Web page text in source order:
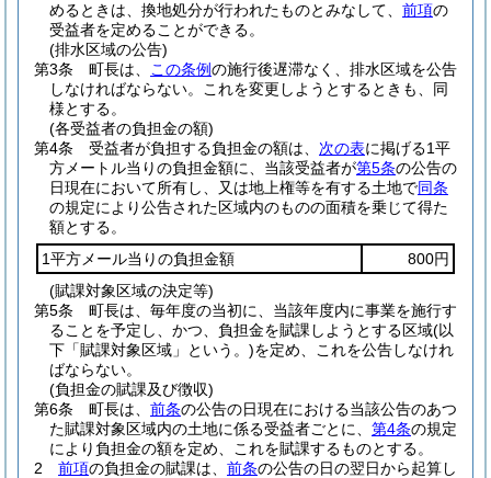
めるときは、換地処分が行われたものとみなして、 前項の
受益者を定めることができる。
(排水区域の公告)
第3条
町長は、 この条例の施行後遅滞なく、排水区域を公告
しなければならない。
これを変更しようとするときも、同
様とする。
(各受益者の負担金の額)
第4条
受益者が負担する負担金の額は、 次の表に掲げる1平
方メートル当りの負担金額に、当該受益者が第5条の公告の
日現在において所有し、又は地上権等を有する土地で同条
の規定により公告された区域内のものの面積を乗じて得た
額とする。
1平方メール当りの負担金額
800円
(賦課対象区域の決定等)
第5条
町長は、毎年度の当初に、当該年度内に事業を施行す
ることを予定し、かつ、負担金を賦課しようとする区域(以
下「賦課対象区域」という。)を定め、これを公告しなけれ
ばならない。
(負担金の賦課及び徴収)
第6条
町長は、 前条の公告の日現在における当該公告のあつ
た賦課対象区域内の土地に係る受益者ごとに、 第4条の規定
により負担金の額を定め、これを賦課するものとする。
2
前項の負担金の賦課は、 前条の公告の日の翌日から起算し